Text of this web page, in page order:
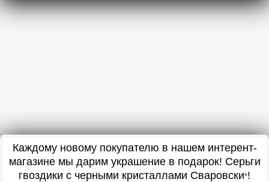
Каждому новому покупателю в нашем интерент-
магазине мы дарим украшение в подарок! Серьги
гвоздики с черными кристаллами Сваровски*!